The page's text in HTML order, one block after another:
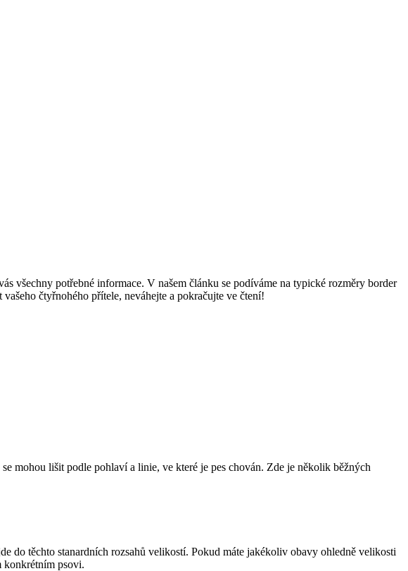
všechny potřebné informace. V našem článku se podíváme na typické rozměry border
čtyřnohého přítele, neváhejte a pokračujte ve čtení!
mohou lišit podle pohlaví a linie, ve které je pes chován. Zde je několik běžných
do těchto stanardních rozsahů velikostí. Pokud máte jakékoliv obavy ohledně velikosti
konkrétním psovi.